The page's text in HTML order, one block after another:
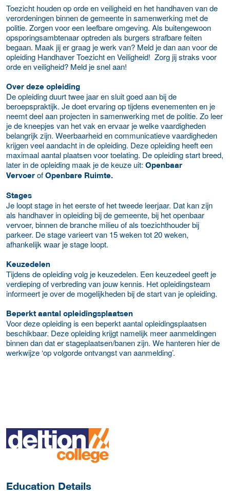
Toezicht houden op orde en veiligheid en het handhaven van de
verordeningen binnen de gemeente in samenwerking met de
politie. Zorgen voor een leefbare omgeving. Als buitengewoon
opsporingsambtenaar optreden als burgers strafbare feiten
begaan. Maak jij er graag je werk van? Meld je dan aan voor de
opleiding Handhaver Toezicht en Veiligheid! Zorg jij straks voor
orde en veiligheid? Meld je snel aan!
Over deze opleiding
De opleiding duurt twee jaar en sluit goed aan bij de
beroepspraktijk. Je doet ervaring op tijdens evenementen en je
neemt deel aan projecten in samenwerking met de politie. Zo leer
je de kneepjes van het vak en ervaar je welke vaardigheden
belangrijk zijn. Weerbaarheid en communicatieve vaardigheden
krijgen veel aandacht in de opleiding. Deze opleiding heeft een
maximaal aantal plaatsen voor toelating. De opleiding start breed,
later in de opleiding maak je de keuze uit: Openbaar
Vervoer of Openbare Ruimte.
Stages
Je loopt stage in het eerste of het tweede leerjaar. Dat kan zijn
als handhaver in opleiding bij de gemeente, bij het openbaar
vervoer, binnen de branche milieu of als toezichthouder bij
parkeer. De stage varieert van 15 weken tot 20 weken,
afhankelijk waar je stage loopt.
Keuzedelen
Tijdens de opleiding volg je keuzedelen. Een keuzedeel geeft je
verdieping of verbreding van jouw kennis. Het opleidingsteam
informeert je over de mogelijkheden bij de start van je opleiding.
Beperkt aantal opleidingsplaatsen
Voor deze opleiding is een beperkt aantal opleidingsplaatsen
beschikbaar. Deze opleiding krijgt namelijk meer aanmeldingen
binnen dan dat er stageplaatsen/banen zijn. We hanteren hier de
werkwijze ‘op volgorde ontvangst van aanmelding’.
about this provider
Education Details